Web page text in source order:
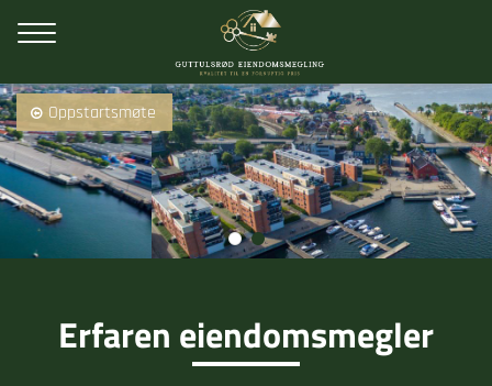
Oppstartsmøte
Erfaren eiendomsmegler